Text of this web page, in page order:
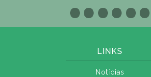
LINKS
Notícias